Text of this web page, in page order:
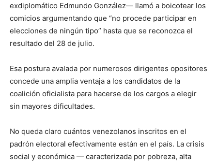
exdiplomático Edmundo González— llamó a boicotear los
comicios argumentando que “no procede participar en
elecciones de ningún tipo” hasta que se reconozca el
resultado del 28 de julio.
Esa postura avalada por numerosos dirigentes opositores
concede una amplia ventaja a los candidatos de la
coalición oficialista para hacerse de los cargos a elegir
sin mayores dificultades.
No queda claro cuántos venezolanos inscritos en el
padrón electoral efectivamente están en el país. La crisis
social y económica — caracterizada por pobreza, alta